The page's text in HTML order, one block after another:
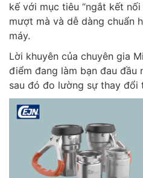
kế với mục tiêu “ngắt kết
mượt mà và dễ dàng chuẩn
máy.
Lời khuyên của chuyên gia
điểm đang làm bạn đau đầu
sau đó đo lường sự thay đổi